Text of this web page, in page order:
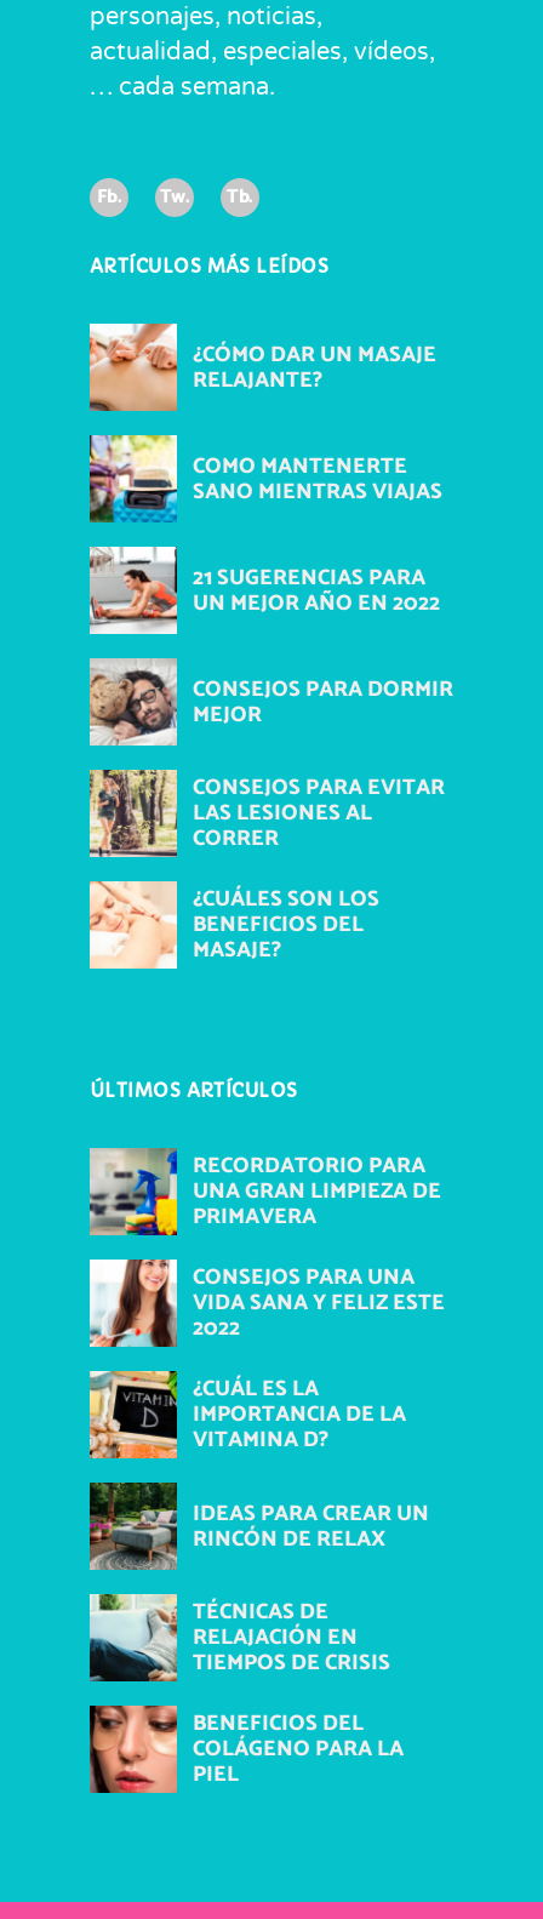
personajes, noticias,
actualidad, especiales, vídeos,
… cada semana.
Fb. Tw. Tb.
ARTÍCULOS MÁS LEÍDOS
¿CÓMO DAR UN MASAJE
RELAJANTE?
COMO MANTENERTE
SANO MIENTRAS VIAJAS
21 SUGERENCIAS PARA
UN MEJOR AÑO EN 2022
CONSEJOS PARA DORMIR
MEJOR
CONSEJOS PARA EVITAR
LAS LESIONES AL
CORRER
¿CUÁLES SON LOS
BENEFICIOS DEL
MASAJE?
ÚLTIMOS ARTÍCULOS
RECORDATORIO PARA
UNA GRAN LIMPIEZA DE
PRIMAVERA
CONSEJOS PARA UNA
VIDA SANA Y FELIZ ESTE
2022
¿CUÁL ES LA
IMPORTANCIA DE LA
VITAMINA D?
IDEAS PARA CREAR UN
RINCÓN DE RELAX
TÉCNICAS DE
RELAJACIÓN EN
TIEMPOS DE CRISIS
BENEFICIOS DEL
COLÁGENO PARA LA
PIEL